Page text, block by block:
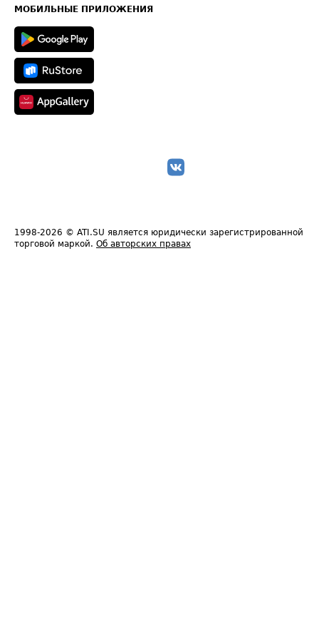
Техническая информация
МОБИЛЬНЫЕ ПРИЛОЖЕНИЯ
1998-2026 © ATI.SU является юридически зарегистрированной
торговой маркой. Об авторских правах